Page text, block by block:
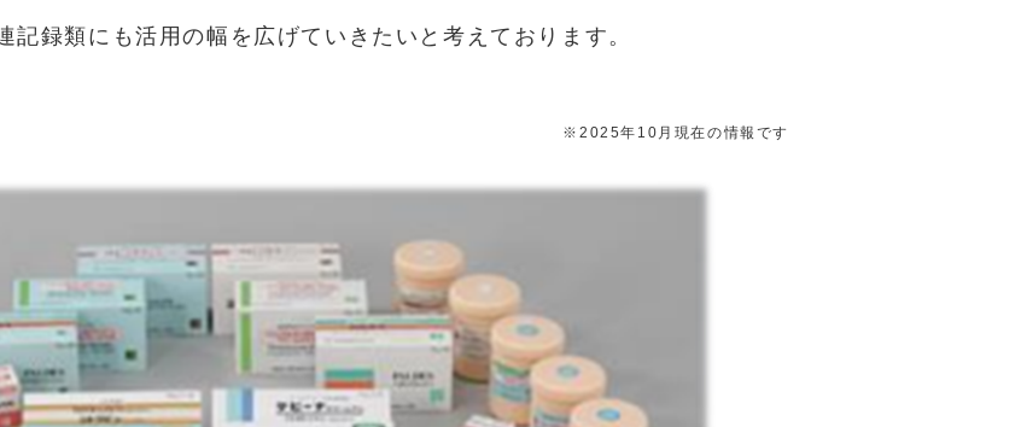
録類にも活用の幅を広げていきたいと考えております。
※2025年10月現在の情報です